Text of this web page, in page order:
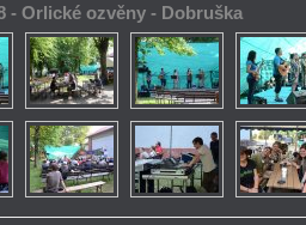
- Orlické ozvěny - Dobruška